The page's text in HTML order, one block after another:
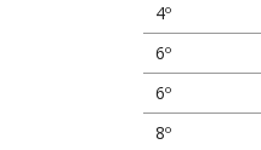
4º
6º
6º
8º